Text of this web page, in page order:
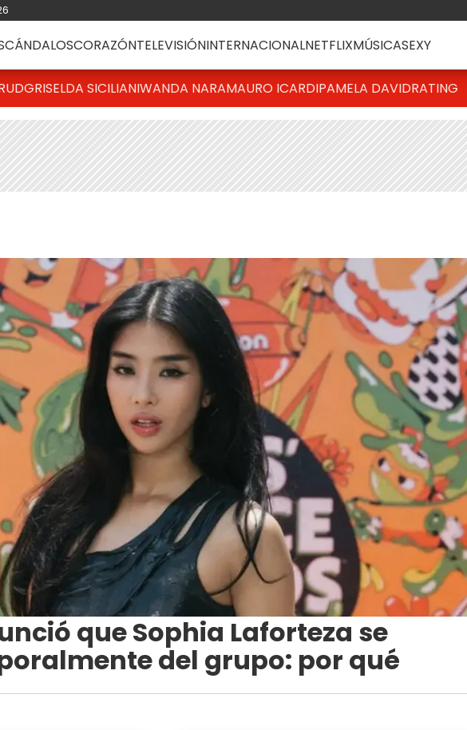
CORAZÓNTELEVISIÓNINTERNACIONALNETFLIXMÚSICASEXY
GRISELDA SICILIANIWANDA NARAMAURO ICARDIPAMELA DAVIDRATING
que Sophia Laforteza se
del grupo: por qué